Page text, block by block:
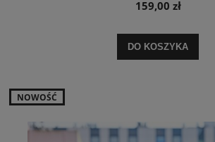
159,00 zł
DO KOSZYKA
NOWOŚĆ